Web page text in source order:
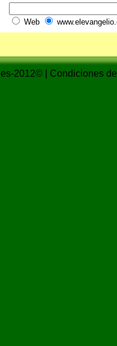
Web
2012© | Condiciones